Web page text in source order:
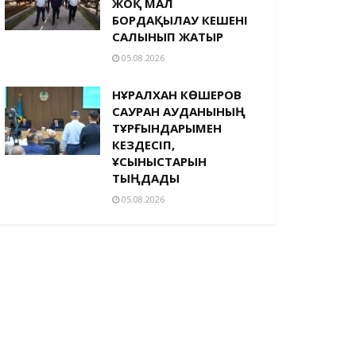
ЖОҚ МАЛ
БОРДАҚЫЛАУ КЕШЕНІ
САЛЫНЫП ЖАТЫР
05.08.2026
НҰРАЛХАН КӨШЕРОВ
САУРАН АУДАНЫНЫҢ
ТҰРҒЫНДАРЫМЕН
КЕЗДЕСІП,
ҰСЫНЫСТАРЫН
ТЫҢДАДЫ
05.08.2026